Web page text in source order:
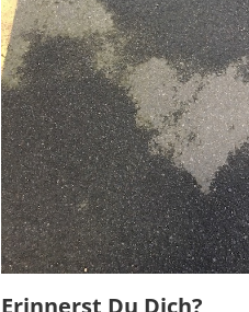
Erinnerst Du Dich?